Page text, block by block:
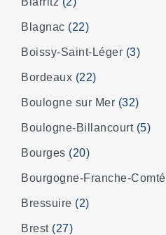
Blagnac (22)
Boissy-Saint-Léger (3)
Bordeaux (22)
Boulogne sur Mer (32)
Boulogne-Billancourt (5)
Bourges (20)
Bourgogne-Franche-Comté
Bressuire (2)
Brest (27)